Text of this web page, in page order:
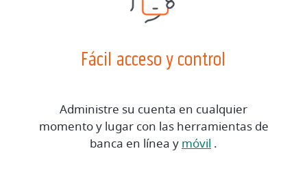
Fácil acceso y control
Administre su cuenta en cualquier
momento y lugar con las herramientas de
banca en línea y móvil .